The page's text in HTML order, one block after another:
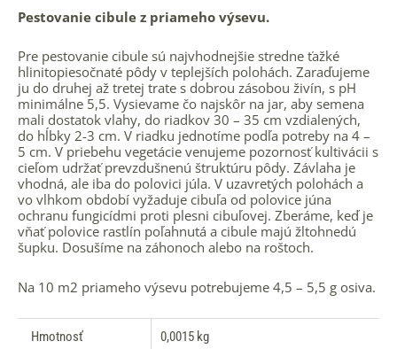
Pestovanie cibule z priameho výsevu.
Pre pestovanie cibule sú najvhodnejšie stredne ťažké
hlinitopiesočnaté pôdy v teplejších polohách. Zaraďujeme
ju do druhej až tretej trate s dobrou zásobou živín, s pH
minimálne 5,5. Vysievame čo najskôr na jar, aby semena
mali dostatok vlahy, do riadkov 30 – 35 cm vzdialených,
do hĺbky 2-3 cm. V riadku jednotíme podľa potreby na 4 –
5 cm. V priebehu vegetácie venujeme pozornosť kultivácii s
cieľom udržať prevzdušnenú štruktúru pôdy. Závlaha je
vhodná, ale iba do polovici júla. V uzavretých polohách a
vo vlhkom období vyžaduje cibuľa od polovice júna
ochranu fungicídmi proti plesni cibuľovej. Zberáme, keď je
vňať polovice rastlín poľahnutá a cibule majú žltohnedú
šupku. Dosušíme na záhonoch alebo na roštoch.
Na 10 m2 priameho výsevu potrebujeme 4,5 – 5,5 g osiva.
Hmotnosť 0,0015 kg